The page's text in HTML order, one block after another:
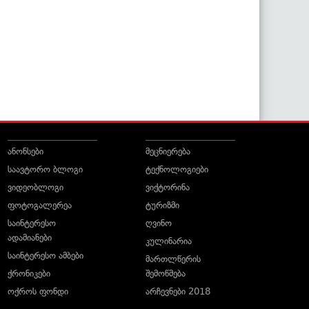
ანონსები
საავტორო ბლოგი
ვიდეობლოგი
ფოტოგალერეა
საინტერესო
ადამიანები
საინტერესო ამბები
ქრონიკები
ოქროს ფონდი
მეცნიერება
ტექნოლოგიები
ვიქტორინა
ტურიზმი
ღვინო
კულინარია
მართლწერის
შემოწმება
არჩევნები 2018